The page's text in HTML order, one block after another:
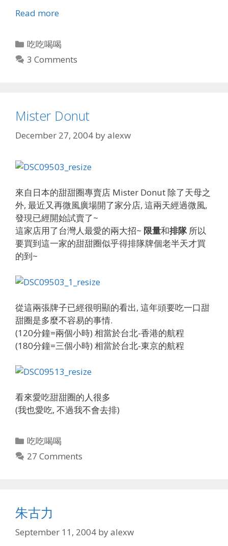
Read more
Categories
吃吃喝喝
3 Comments
Mister Donut
December 27, 2004 byalexw
來自日本的甜甜圈專賣店 Mister Donut 除了天母之
外, 最近又再微風廣場開了家分店, 這兩天經過微風,
發現已經開始試賣了~
這家店用了台灣人最愛的兩大招~ 限量和排隊所以
要買到這一家的甜甜圈似乎得排隊牌個老半天才買
的到~
從這兩張牌子已經很明顯的看出, 這年頭要吃一口甜
甜圈是多麼不容易的事情.
(120分鐘=兩個小時) 相當於台北-香港的航程
(180分鐘=三個小時) 相當於台北-東京的航程
看來愛吃甜甜圈的人很多
(我也愛吃, 不過我不會去排)
Categories
吃吃喝喝
27 Comments
朱古力
September 11, 2004 byalexw